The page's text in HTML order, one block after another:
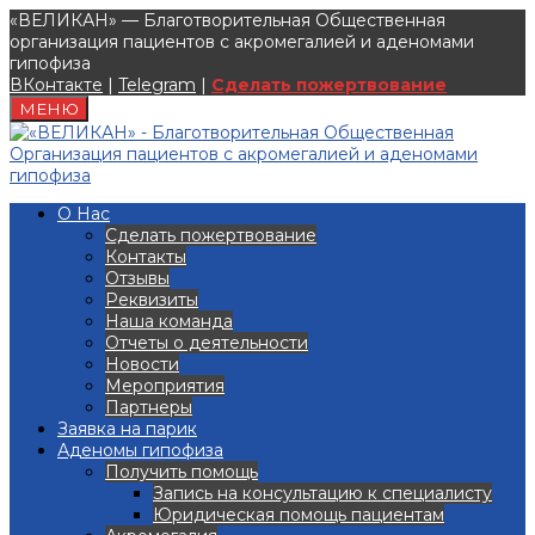
«ВЕЛИКАН» — Благотворительная Общественная
организация пациентов с акромегалией и аденомами
гипофиза
ВКонтакте | Telegram | Сделать пожертвование
МЕНЮ
О Нас
Сделать пожертвование
Контакты
Отзывы
Реквизиты
Наша команда
Отчеты о деятельности
Новости
Мероприятия
Партнеры
Заявка на парик
Аденомы гипофиза
Получить помощь
Запись на консультацию к специалисту
Юридическая помощь пациентам